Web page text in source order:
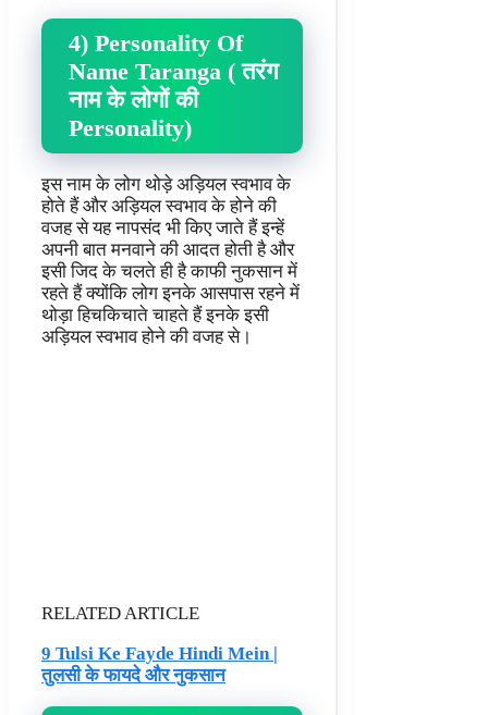
4) Personality Of
Name Taranga ( तरंग
नाम के लोगों की
Personality)
इस नाम के लोग थोड़े अड़ियल स्वभाव के
होते हैं और अड़ियल स्वभाव के होने की
वजह से यह नापसंद भी किए जाते हैं इन्हें
अपनी बात मनवाने की आदत होती है और
इसी जिद के चलते ही है काफी नुकसान में
रहते हैं क्योंकि लोग इनके आसपास रहने में
थोड़ा हिचकिचाते चाहते हैं इनके इसी
अड़ियल स्वभाव होने की वजह से।
RELATED ARTICLE
9 Tulsi Ke Fayde Hindi Mein |
तुलसी के फायदे और नुकसान